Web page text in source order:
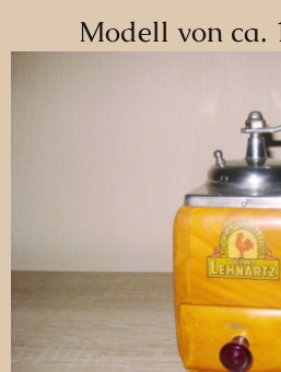
Modell von ca.